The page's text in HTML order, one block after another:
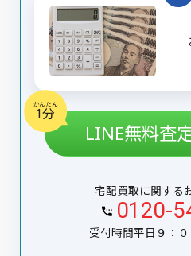
かんたん
1分
LINE無料査
宅配買取に関する
0120-
受付時間平日９：